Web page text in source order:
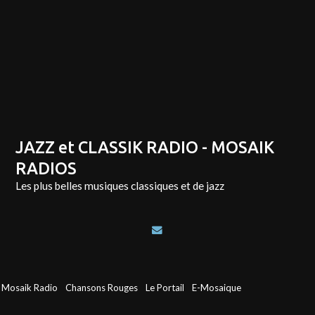
JAZZ et CLASSIK RADIO - MOSAIK
RADIOS
Les plus belles musiques classiques et de jazz
Mosaik Radio Chansons Rouges Le Portail E-Mosaique